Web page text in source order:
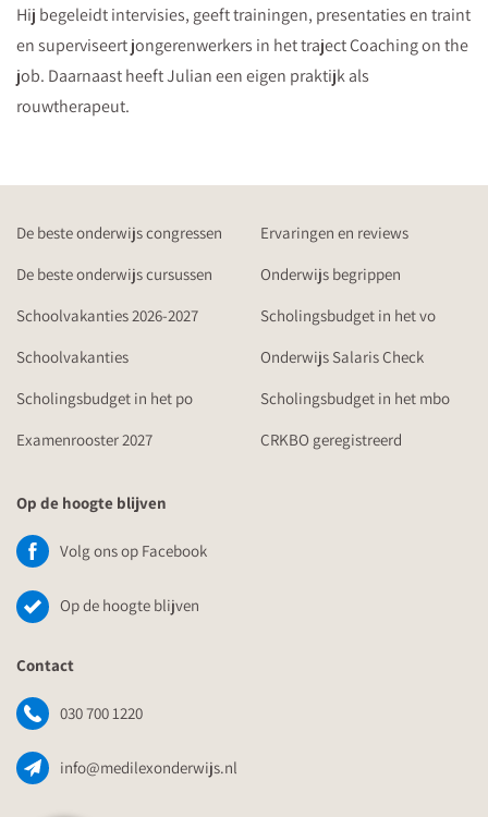
Hij begeleidt intervisies, geeft trainingen, presentaties en traint
en superviseert jongerenwerkers in het traject Coaching on the
job. Daarnaast heeft Julian een eigen praktijk als
rouwtherapeut.
De beste onderwijs congressen
Ervaringen en reviews
De beste onderwijs cursussen
Onderwijs begrippen
Schoolvakanties 2026-2027
Scholingsbudget in het vo
Schoolvakanties
Onderwijs Salaris Check
Scholingsbudget in het po
Scholingsbudget in het mbo
Examenrooster 2027
CRKBO geregistreerd
Op de hoogte blijven
Volg ons op Facebook
Op de hoogte blijven
Contact
030 700 1220
info@medilexonderwijs.nl